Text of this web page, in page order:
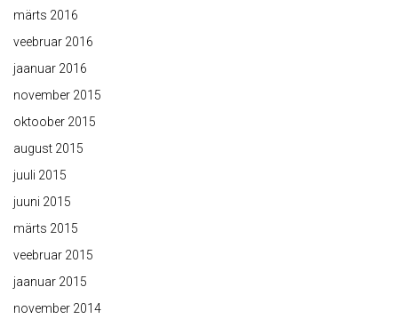
märts 2016
veebruar 2016
jaanuar 2016
november 2015
oktoober 2015
august 2015
juuli 2015
juuni 2015
märts 2015
veebruar 2015
jaanuar 2015
november 2014